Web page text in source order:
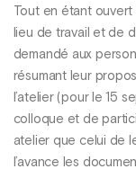
Tout en étant
lieu de travail et de
demandé aux
résumant leur
l’atelier (pour le 15
colloque et de
atelier que celui de
l’avance les